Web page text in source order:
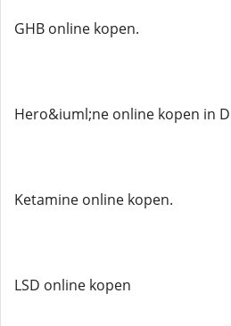
GHB online kopen.
Hero&iuml;ne online kopen in
Ketamine online kopen.
LSD online kopen